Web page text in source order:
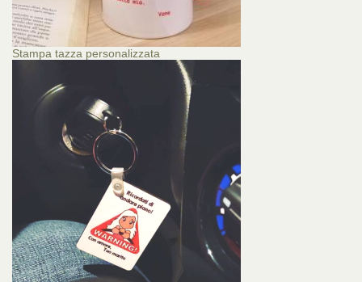
Stampa tazza personalizzata